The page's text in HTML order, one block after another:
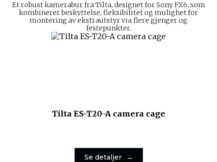
Tilta ES-T20-A camera cage
Et robust kamerabur fra Tilta, designet for Sony FX6, som
kombinerer beskyttelse, fleksibilitet og mulighet for
montering av ekstrautstyr via flere gjenger og
festepunkter.
Se detaljer